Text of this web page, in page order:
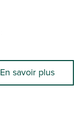
En savoir plus